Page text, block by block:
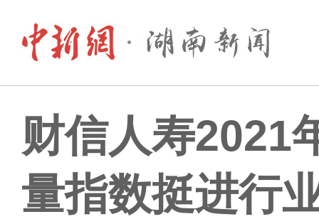
财信人寿2021
量指数挺进行